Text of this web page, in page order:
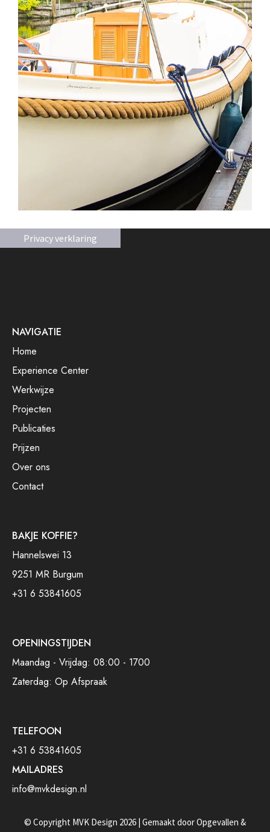
Privacy verklaring
NAVIGATIE
Home
Experience Center
Werkwijze
Projecten
Publicaties
Prijzen
Over ons
Contact
BAKJE KOFFIE?
Hannelswei 13
9251 MR Burgum
+31 6 53841605
OPENINGSTIJDEN
Maandag - Vrijdag: 08:00 - 1700
Zaterdag: Op Afspraak
TELEFOON
+31 6 53841605
MAILADRES
info@mvkdesign.nl
© Copyright MVK Design 2026 | Gemaakt doorOpgevallen &